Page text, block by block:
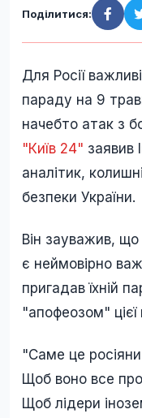
Поділитися:
Для Росії
параду на 9
начебто атак з
"Київ 24" заявив
аналітик,
безпеки України.
Він зауважив,
є неймовірно
пригадав їхній
"апофеозом" цієї
"Саме це
Щоб воно все
Щоб лідери